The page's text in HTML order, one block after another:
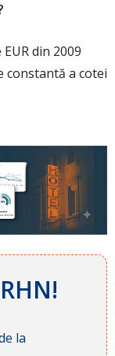
din 2009
constantă a cotei
la